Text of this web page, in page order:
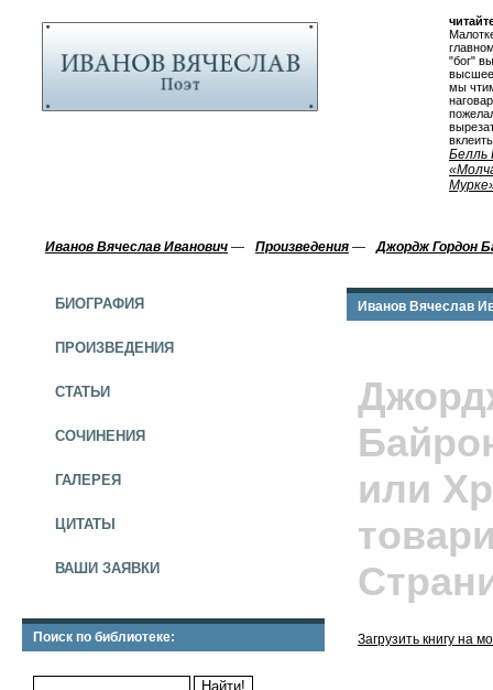
"бог"
высшее
мы
Белль
Иванов Вячеслав Иванович — Произведения — Джордж Гордон
БИОГРАФИЯ
ПРОИЗВЕДЕНИЯ
СТАТЬИ
СОЧИНЕНИЯ
ГАЛЕРЕЯ
ЦИТАТЫ
ВАШИ ЗАЯВКИ
Поиск по библиотеке:
Иванов Вячеслав
или
Загрузить книгу на